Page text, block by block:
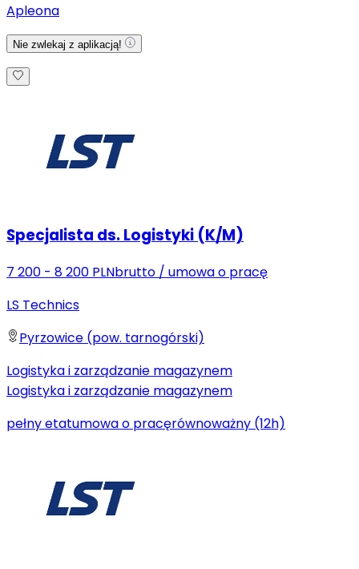
Apleona
Nie zwlekaj z aplikacją!
Specjalista ds. Logistyki (K/M)
7 200 - 8 200 PLNbrutto / umowa o pracę
LS Technics
Pyrzowice (pow. tarnogórski)
Logistyka i zarządzanie magazynem
Logistyka i zarządzanie magazynem
pełny etatumowa o pracęrównoważny (12h)